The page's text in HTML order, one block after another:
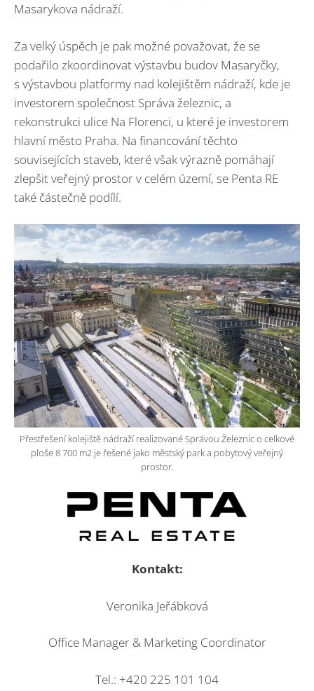
Masarykova nádraží.
Za velký úspěch je pak možné považovat, že se
podařilo zkoordinovat výstavbu budov Masaryčky,
s výstavbou platformy nad kolejištěm nádraží, kde je
investorem společnost Správa železnic, a
rekonstrukci ulice Na Florenci, u které je investorem
hlavní město Praha. Na financování těchto
souvisejících staveb, které však výrazně pomáhají
zlepšit veřejný prostor v celém území, se Penta RE
také částečně podílí.
Přestřešení kolejiště nádraží realizované Správou Železnic o celkové
ploše 8 700 m2 je řešené jako městský park a pobytový veřejný
prostor.
Kontakt:
Veronika Jeřábková
Office Manager & Marketing Coordinator
Tel.: +420 225 101 104